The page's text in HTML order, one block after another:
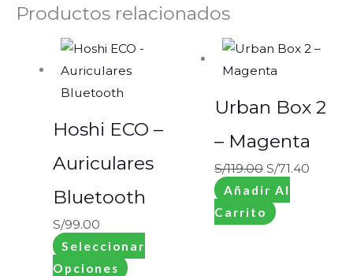
Productos relacionados
Hoshi ECO –
Auriculares
Bluetooth
S/99.00
Seleccionar
Opciones
Urban Box 2
– Magenta
S/119.00 S/71.40
Añadir Al
Carrito